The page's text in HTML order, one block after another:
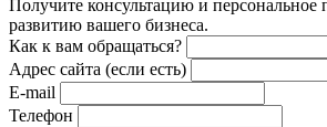
Получите консультацию и персональное
развитию вашего бизнеса.
Как к вам обращаться?
Адрес сайта (если есть)
E-mail
Телефон